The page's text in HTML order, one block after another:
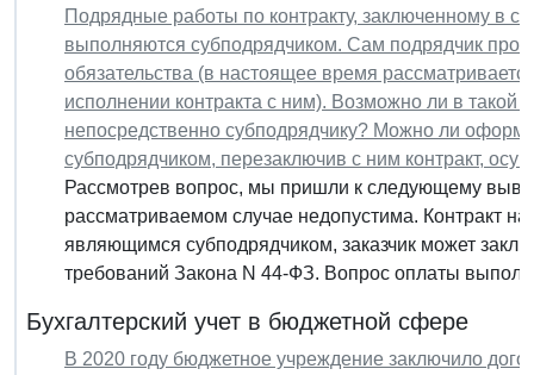
Подрядные работы по контракту, заключенному в
выполняются субподрядчиком. Сам подрядчик
обязательства (в настоящее время
исполнении контракта с ним). Возможно ли в такой
непосредственно субподрядчику? Можно ли
субподрядчиком, перезаключив с ним контракт,
Рассмотрев вопрос, мы пришли к следующему
рассматриваемом случае недопустима. Контракт
являющимся субподрядчиком, заказчик может
требований Закона N 44-ФЗ. Вопрос оплаты
Бухгалтерский учет в бюджетной сфере
В 2020 году бюджетное учреждение заключило